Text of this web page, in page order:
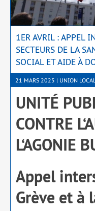
1ER AVRIL : APPEL
SECTEURS DE LA
SOCIAL ET AIDE À
21 MARS 2025 | UNION
UNITÉ
CONTRE
L‘AGONIE
Appel
Grève et à